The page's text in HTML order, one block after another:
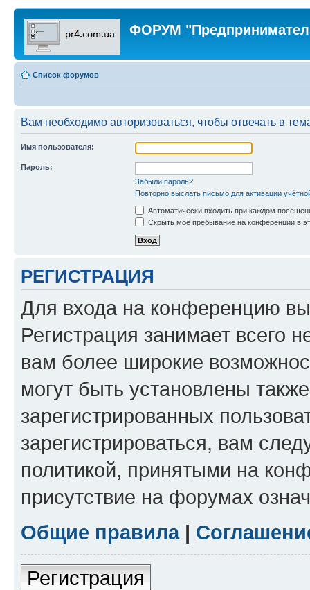
ФОРУМ
Список форумов
Вам необходимо авторизоваться, чтобы отвечать в
Имя пользователя:
Пароль:
Забыли пароль?
Повторно выслать письмо для активации
Автоматически входить при каждом
Скрыть моё пребывание на конференции в
РЕГИСТРАЦИЯ
Для входа на конференцию
Регистрация занимает всего
вам более широкие
могут быть установлены
зарегистрированных
зарегистрироваться, вам
политикой, принятыми на
присутствие на форумах
Общие правила|
Регистрация